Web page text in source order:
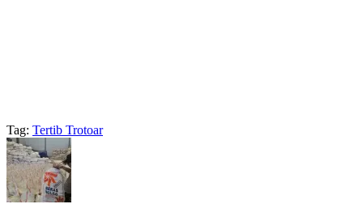
Tag: Tertib Trotoar